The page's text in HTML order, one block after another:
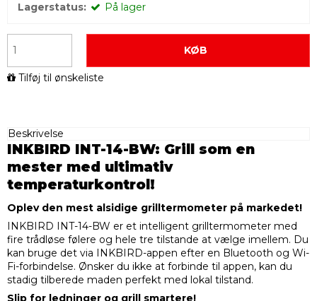
Lagerstatus: På lager
KØB
Tilføj til ønskeliste
Beskrivelse
INKBIRD INT-14-BW: Grill som en
mester med ultimativ
temperaturkontrol!
Oplev den mest alsidige grilltermometer på markedet!
INKBIRD INT-14-BW er et intelligent grilltermometer med
fire trådløse følere og hele tre tilstande at vælge imellem. Du
kan bruge det via INKBIRD-appen efter en Bluetooth og Wi-
Fi-forbindelse. Ønsker du ikke at forbinde til appen, kan du
stadig tilberede maden perfekt med lokal tilstand.
Slip for ledninger og grill smartere!